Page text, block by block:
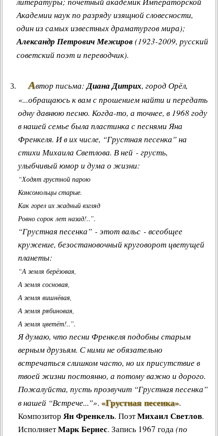
Академии наук по разряду изящной словесности,
один из самых известных драматургов мира);
Александр Петрович Межиров(1923-2009, русский
советский поэт и переводчик).
Автор письма:Диана Дитрих, город Орёл,
«...обращаюсь к вам с прошением найти и передать
одну давнюю песню. Когда-то, а точнее, в 1968 году
в нашей семье была пластинка с песнями Яна
Френкеля. И в их числе, “Грустная песенка” на
стихи Михаила Светлова. В ней - грусть,
улыбчивый юмор и дума о жизни:
“Ходят грустной парою
Комсомольцы старые.
Как горел их жадный взгляд
Ровно сорок лет назад!..”.
“Грустная песенка” - этот вальс - всеобщее
кружение, безостановочный круговорот цветущей
планеты:
“А земля берёзовая,
А земля сосновая,
А земля вишнёвая,
А земля рябиновая,
А земля цветёт!..”.
Я думаю, что песни Френкеля подобны старым
верным друзьям. С ними не обязательно
встречаться слишком часто, но их присутствие в
твоей жизни постоянно, а потому важно и дорого.
Пожалуйста, пусть прозвучит “Грустная песенка”
в нашей “Встрече...”». «Грустная песенка».
Композитор Ян Френкель. ПоэтМихаил Светлов.
ИсполняетМарк Бернес. Запись 1967 года(по